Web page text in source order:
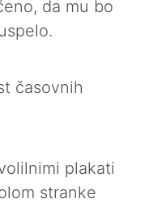
da mu bo
časovnih
plakati
stranke